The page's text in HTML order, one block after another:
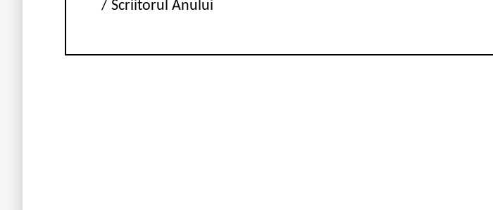
/ Scriitorul Anului